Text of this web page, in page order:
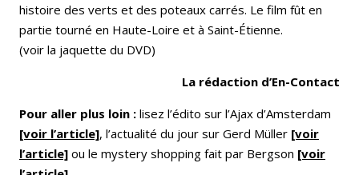
histoire des verts et des poteaux carrés. Le film fût en
partie tourné en Haute-Loire et à Saint-Étienne.
(voir la jaquette du DVD)
La rédaction d’En-Contact
Pour aller plus loin : lisez l’édito sur l’Ajax d’Amsterdam
[voir l’article], l’actualité du jour sur Gerd Müller [voir
l’article] ou le mystery shopping fait par Bergson [voir